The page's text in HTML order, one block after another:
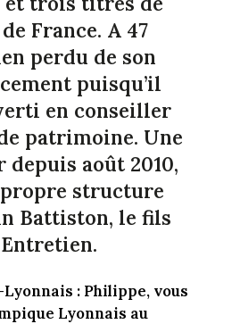
France. A 47
perdu de son
puisqu’il
en conseiller
patrimoine. Une
depuis août 2010,
structure
Battiston, le fils
: Philippe, vous
Lyonnais au